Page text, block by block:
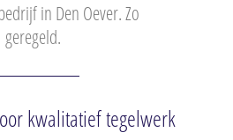
in Den Oever. Zo
geregeld.
kwalitatief tegelwerk